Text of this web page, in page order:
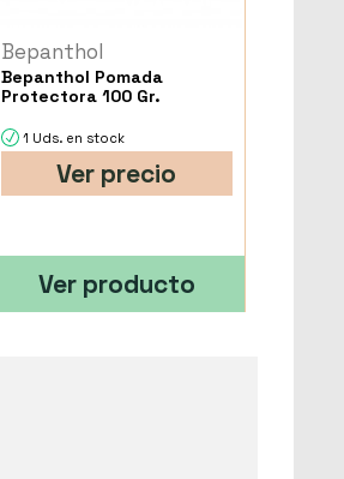
Bepanthol
Bepanthol Pomada
Protectora 100 Gr.
1 Uds. en stock
Ver precio
Ver producto